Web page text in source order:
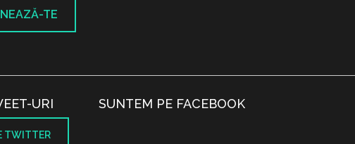
TE
URI
TWITTER
SUNTEM PE FACEBOOK